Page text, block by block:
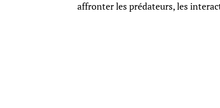
affronter les prédateurs, les